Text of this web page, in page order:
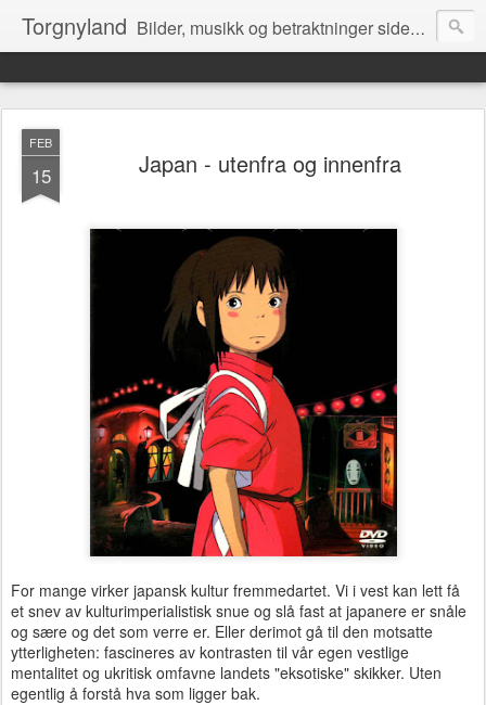
Torgnyland Bilder, musikk og betraktninger siden 2008
FEB
15 Japan - utenfra og innenfra
For mange virker japansk kultur fremmedartet. Vi i vest kan lett få
et snev av kulturimperialistisk snue og slå fast at japanere er snåle
og sære og det som verre er. Eller derimot gå til den motsatte
ytterligheten: fascineres av kontrasten til vår egen vestlige
mentalitet og ukritisk omfavne landets "eksotiske" skikker. Uten
egentlig å forstå hva som ligger bak.